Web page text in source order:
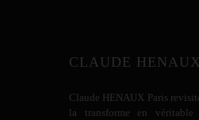
CLAUDE
Claude HENAUX Paris
la transforme en